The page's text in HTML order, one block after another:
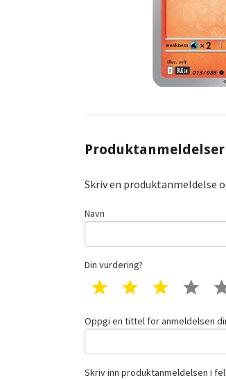
Produktanmeldelser
Skriv en produktanmeldelse
Navn
Din vurdering?
1 star 2 star 3 star 4
Oppgi en tittel for anmeldelsen
Skriv inn produktanmeldelsen i